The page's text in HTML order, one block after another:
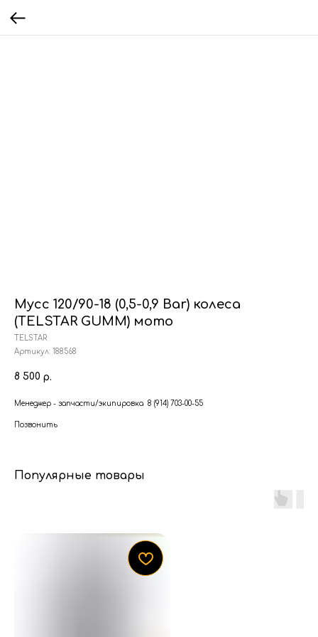
Мусс 120/90-18 (0,5-0,9 Bar) колеса
(TELSTAR GUMM) мото
TELSTAR
Артикул: 188568
8 500 р.
Менеджер - запчасти/экипировка 8 (914) 703-00-55
Позвонить
Популярные товары